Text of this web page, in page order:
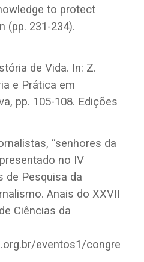
to protect
(pp. 231-234).
de Vida. In: Z.
e Prática em
pp. 105-108. Edições
“senhores da
no IV
de Pesquisa da
Anais do XXVII
Ciências da
eventos1/congre